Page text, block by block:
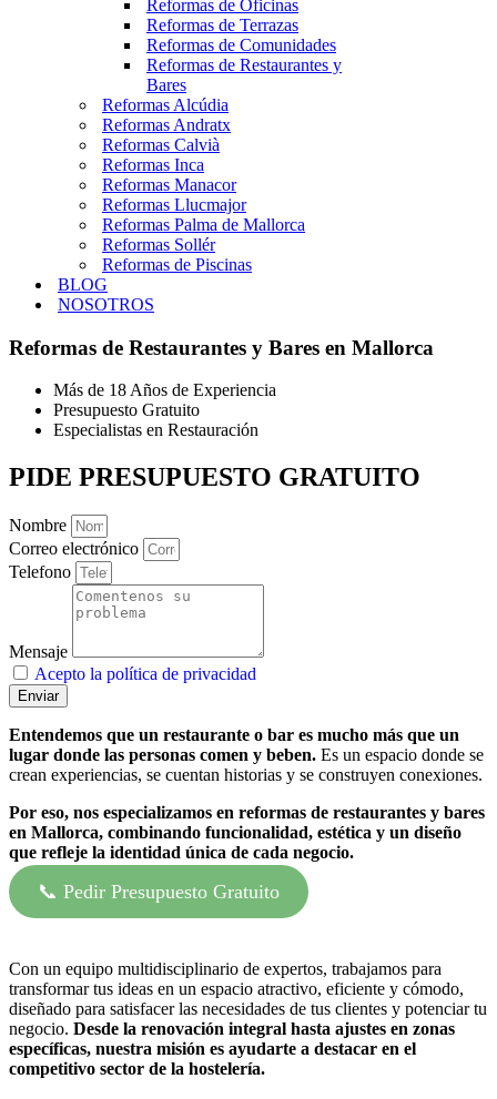
Reformas de Oficinas
Reformas de Terrazas
Reformas de Comunidades
Reformas de Restaurantes y
Bares
Reformas Alcúdia
Reformas Andratx
Reformas Calvià
Reformas Inca
Reformas Manacor
Reformas Llucmajor
Reformas Palma de Mallorca
Reformas Sollér
Reformas de Piscinas
BLOG
NOSOTROS
Reformas de Restaurantes y Bares en Mallorca
Más de 18 Años de Experiencia
Presupuesto Gratuito
Especialistas en Restauración
PIDE PRESUPUESTO GRATUITO
Nombre
Correo electrónico
Telefono
Mensaje
Acepto la política de privacidad
Enviar
Entendemos que un restaurante o bar es mucho más que un
lugar donde las personas comen y beben. Es un espacio donde se
crean experiencias, se cuentan historias y se construyen conexiones.
Por eso, nos especializamos en reformas de restaurantes y bares
en Mallorca, combinando funcionalidad, estética y un diseño
que refleje la identidad única de cada negocio.
📞 Pedir Presupuesto Gratuito
Con un equipo multidisciplinario de expertos, trabajamos para
transformar tus ideas en un espacio atractivo, eficiente y cómodo,
diseñado para satisfacer las necesidades de tus clientes y potenciar tu
negocio. Desde la renovación integral hasta ajustes en zonas
específicas, nuestra misión es ayudarte a destacar en el
competitivo sector de la hostelería.